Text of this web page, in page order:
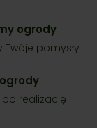
ogrody
Twóje pomysły
realizację